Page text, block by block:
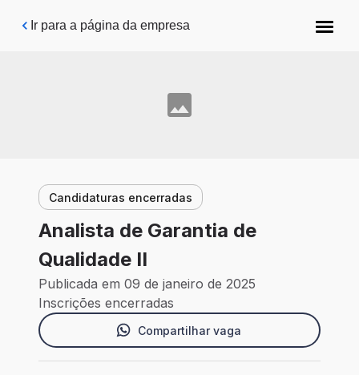
Pular para o conteúdo principal
Ir para a página da empresa
Candidaturas encerradas
Analista de Garantia de
Qualidade II
Publicada em 09 de janeiro de 2025
Inscrições encerradas
Compartilhar vaga